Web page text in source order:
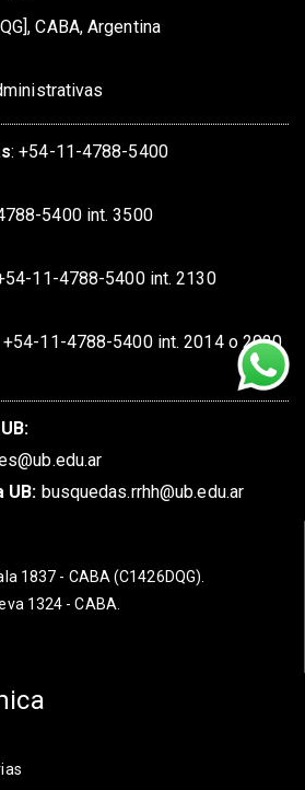
CABA, Argentina
:+54-11-4788-5400
5400 int. 3500
11-4788-5400 int. 2130
+54-11-4788-5400 int. 2014 o 2020
UB: busquedas.rrhh@ub.edu.ar
1837 - CABA (C1426DQG).
1324 - CABA.